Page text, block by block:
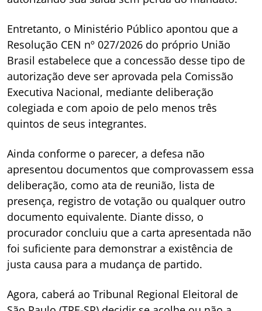
Entretanto, o Ministério Público apontou que a
Resolução CEN nº 027/2026 do próprio União
Brasil estabelece que a concessão desse tipo de
autorização deve ser aprovada pela Comissão
Executiva Nacional, mediante deliberação
colegiada e com apoio de pelo menos três
quintos de seus integrantes.
Ainda conforme o parecer, a defesa não
apresentou documentos que comprovassem essa
deliberação, como ata de reunião, lista de
presença, registro de votação ou qualquer outro
documento equivalente. Diante disso, o
procurador concluiu que a carta apresentada não
foi suficiente para demonstrar a existência de
justa causa para a mudança de partido.
Agora, caberá ao Tribunal Regional Eleitoral de